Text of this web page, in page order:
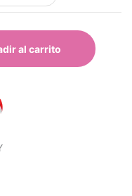
Mate quantity
al carrito